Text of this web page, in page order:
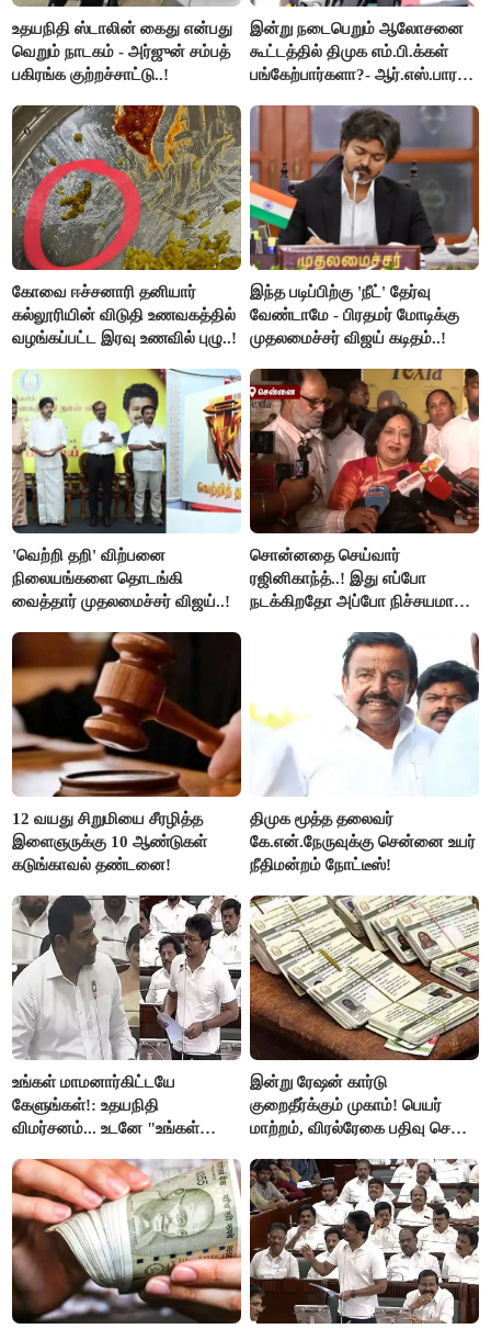
உதயநிதி ஸ்டாலின் கைது என்பது
வெறும் நாடகம் - அர்ஜுன் சம்பத்
பகிரங்க குற்றச்சாட்டு..!
இன்று நடைபெறும் ஆலோசனை
கூட்டத்தில் திமுக எம்.பி.க்கள்
பங்கேற்பார்களா?- ஆர்.எஸ்.பாரதி
கோவை ஈச்சனாரி தனியார்
கல்லூரியின் விடுதி உணவகத்தில்
வழங்கப்பட்ட இரவு உணவில் புழு..!
இந்த படிப்பிற்கு 'நீட்' தேர்வு
வேண்டாமே - பிரதமர் மோடிக்கு
முதலமைச்சர் விஜய் கடிதம்..!
'வெற்றி தறி' விற்பனை
நிலையங்களை தொடங்கி
வைத்தார் முதலமைச்சர் விஜய்..!
சொன்னதை செய்வார்
ரஜினிகாந்த்..! இது எப்போ
நடக்கிறதோ அப்போ நிச்சயமாக
ரஜினிகாந்த்..!
12 வயது சிறுமியை சீரழித்த
இளைஞருக்கு 10 ஆண்டுகள்
கடுங்காவல் தண்டனை!
திமுக மூத்த தலைவர்
கே.என்.நேருவுக்கு சென்னை உயர்
நீதிமன்றம் நோட்டீஸ்!
உங்கள் மாமனார்கிட்டயே
கேளுங்கள்!: உதயநிதி
விமர்சனம்... உடனே "உங்கள்
ஆதவ் அர்ஜுனா பதிலடி!
இன்று ரேஷன் கார்டு
குறைதீர்க்கும் முகாம்! பெயர்
மாற்றம், விரல்ரேகை பதிவு செய்ய